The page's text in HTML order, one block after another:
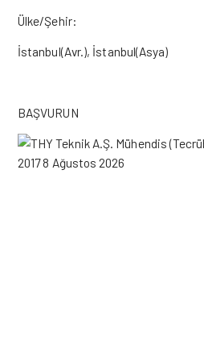
Ülke/Şehir:
İstanbul(Avr.), İstanbul(Asya)
BAŞVURUN